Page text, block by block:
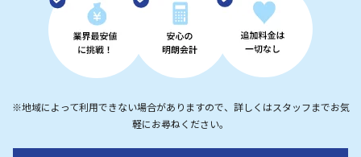
※地域によって利用できない場合がありますので、詳しくはスタッフまでお気
軽にお尋ねください。